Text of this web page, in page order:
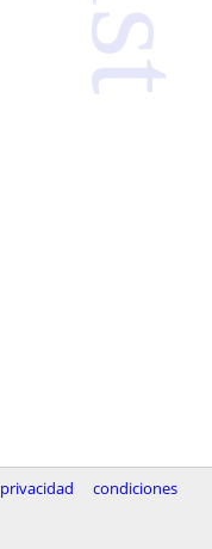
privacidad
condiciones